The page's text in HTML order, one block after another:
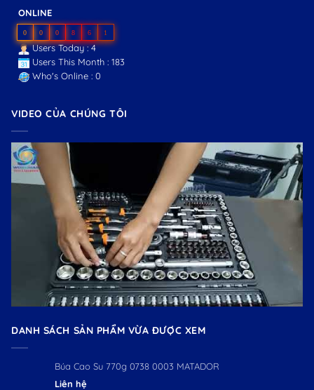
ONLINE
0 0 0 8 6 1
Users Today : 4
Users This Month : 183
Who's Online : 0
VIDEO CỦA CHÚNG TÔI
DANH SÁCH SẢN PHẨM VỪA ĐƯỢC XEM
Búa Cao Su 770g 0738 0003 MATADOR
Liên hệ